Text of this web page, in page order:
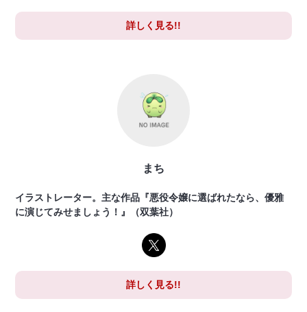
詳しく見る!!
まち
イラストレーター。主な作品『悪役令嬢に選ばれたなら、優雅
に演じてみせましょう！』（双葉社）
詳しく見る!!